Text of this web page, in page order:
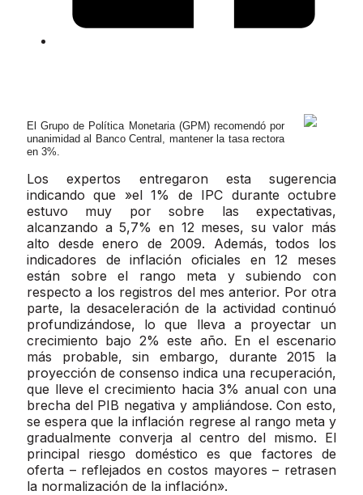
El Grupo de Política Monetaria (GPM) recomendó por
unanimidad al Banco Central, mantener la tasa rectora
en 3%.
Los expertos entregaron esta sugerencia
indicando que »el 1% de IPC durante octubre
estuvo muy por sobre las expectativas,
alcanzando a 5,7% en 12 meses, su valor más
alto desde enero de 2009. Además, todos los
indicadores de inflación oficiales en 12 meses
están sobre el rango meta y subiendo con
respecto a los registros del mes anterior. Por otra
parte, la desaceleración de la actividad continuó
profundizándose, lo que lleva a proyectar un
crecimiento bajo 2% este año. En el escenario
más probable, sin embargo, durante 2015 la
proyección de consenso indica una recuperación,
que lleve el crecimiento hacia 3% anual con una
brecha del PIB negativa y ampliándose. Con esto,
se espera que la inflación regrese al rango meta y
gradualmente converja al centro del mismo. El
principal riesgo doméstico es que factores de
oferta – reflejados en costos mayores – retrasen
la normalización de la inflación».